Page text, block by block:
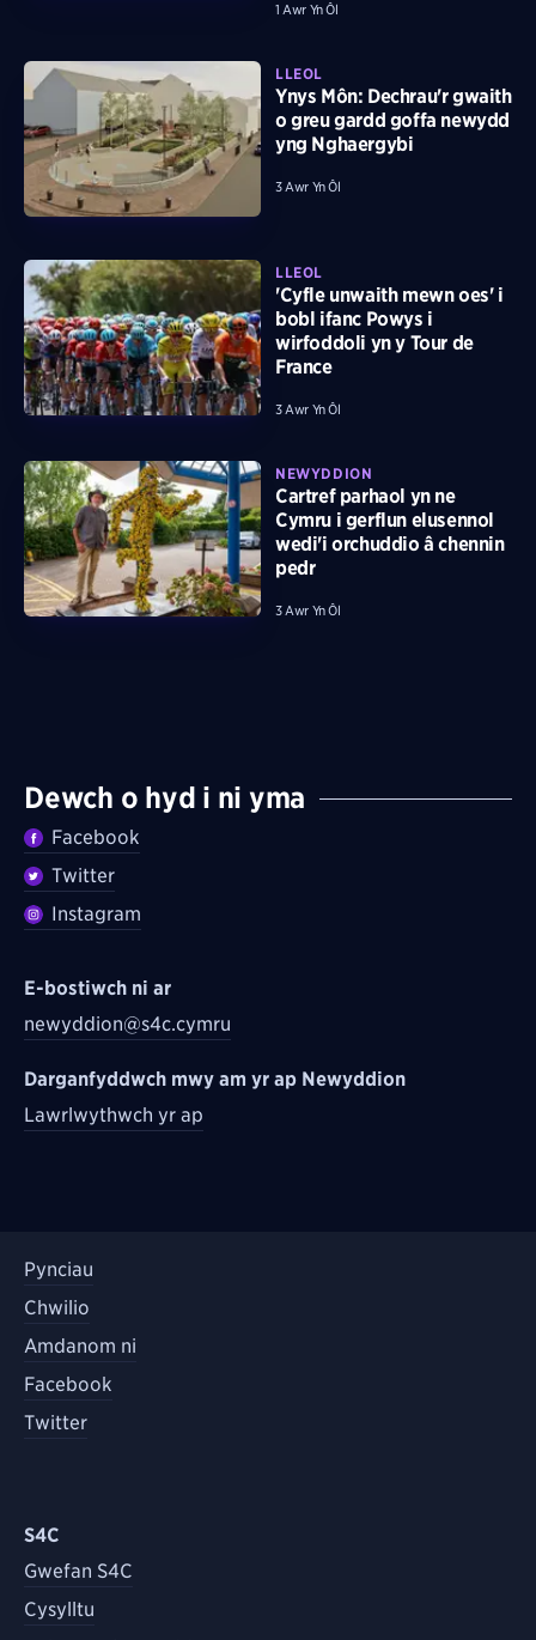
1 Awr Yn Ôl
LLEOL
Ynys Môn: Dechrau'r gwaith
o greu gardd goffa newydd
yng Nghaergybi
3 Awr Yn Ôl
LLEOL
'Cyfle unwaith mewn oes' i
bobl ifanc Powys i
wirfoddoli yn y Tour de
France
3 Awr Yn Ôl
NEWYDDION
Cartref parhaol yn ne
Cymru i gerflun elusennol
wedi'i orchuddio â chennin
pedr
3 Awr Yn Ôl
Dewch o hyd i ni yma
Facebook
Twitter
Instagram
E-bostiwch ni ar
newyddion@s4c.cymru
Darganfyddwch mwy am yr ap Newyddion
Lawrlwythwch yr ap
Pynciau
Chwilio
Amdanom ni
Facebook
Twitter
S4C
Gwefan S4C
Cysylltu